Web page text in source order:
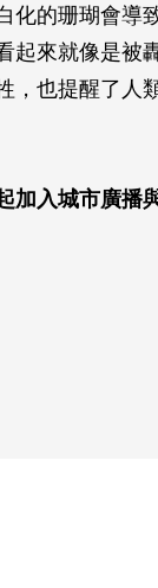
化的珊瑚會導
起來就像是被
，也提醒了人
加入城市廣播